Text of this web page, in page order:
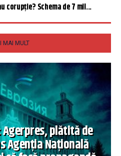
corupție? Schema de 7 mil...
MAI MULT
plătită de
Agenția Națională